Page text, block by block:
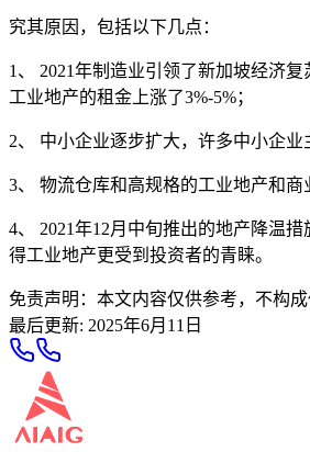
究其原因，包括以下几点：
1、 2021年制造业引领了新加坡经济
工业地产的租金上涨了3%-5%；
2、 中小企业逐步扩大，许多中小企
3、 物流仓库和高规格的工业地产和
4、 2021年12月中旬推出的地产降温
得工业地产更受到投资者的青睐。
免责声明：本文内容仅供参考，不构
最后更新: 2025年6月11日